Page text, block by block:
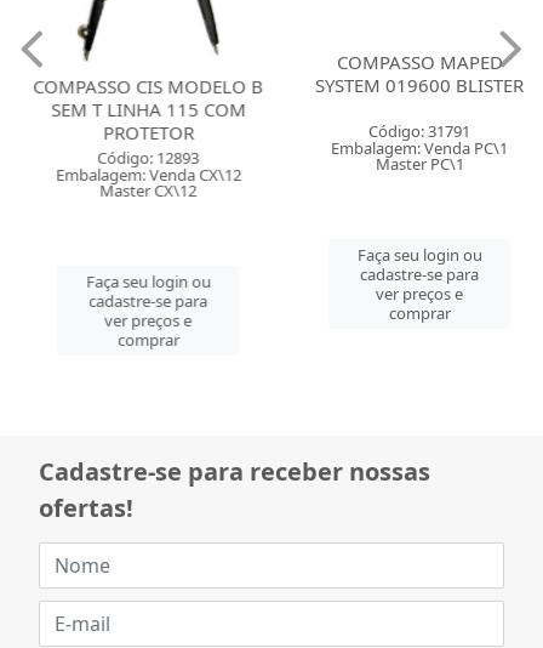
COMPASSO CIS MODELO B
SEM T LINHA 115 COM
PROTETOR
Código: 12893
Embalagem: Venda CX\12
Master CX\12
Faça seu login ou
cadastre-se para
ver preços e
comprar
COMPASSO MAPED
SYSTEM 019600 BLISTER
Código: 31791
Embalagem: Venda PC\1
Master PC\1
Faça seu login ou
cadastre-se para
ver preços e
comprar
Cadastre-se para receber nossas
ofertas!